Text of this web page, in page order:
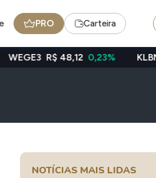
PRO Carteira
48,12 0,23% KLBN11 R$ 18,01
NOTÍCIAS MAIS LIDAS